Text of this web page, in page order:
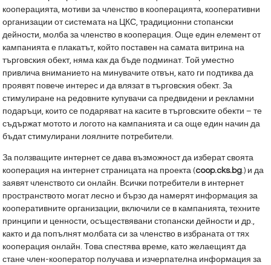
кооперацията, мотиви за членство в кооперацията, кооперативни
организации от системата на ЦКС, традиционни стопански
дейности, молба за членство в кооперация. Още един елемент от
кампанията е плакатът, който поставен на самата витрина на
търговския обект, няма как да бъде подминат. Той уместно
привлича вниманието на минувачите отвън, като ги подтиква да
проявят повече интерес и да влязат в търговския обект. За
стимулиране на редовните купувачи са предвидени и рекламни
подаръци, които се подаряват на касите в търговските обекти – те
съдържат мотото и логото на кампанията и са още един начин да
бъдат стимулирани лоялните потребители.
За ползващите интернет се дава възможност да изберат своята
кооперация на интернет страницата на проекта (coop.cks.bg.) и да
заявят членството си онлайн. Всички потребители в интернет
пространството могат лесно и бързо да намерят информация за
кооперативните организации, включили се в кампанията, техните
принципи и ценности, осъществявани стопански дейности и др.,
както и да попълнят молбата си за членство в избраната от тях
кооперация онлайн. Това спестява време, като желаещият да
стане член-кооператор получава и изчерпателна информация за